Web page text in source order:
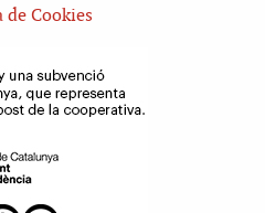
Cookies